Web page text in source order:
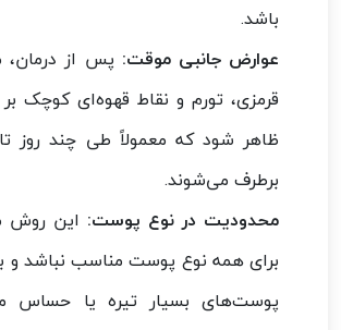
باشد.
عوارض جانبی موقت: پس از
قرمزی، تورم و نقاط قهوه‌ای کوچک
ظاهر شود که معمولاً طی چند روز
برطرف می‌شوند.
محدودیت در نوع پوست: این
برای همه نوع پوست مناسب نباشد و
پوست‌های بسیار تیره یا